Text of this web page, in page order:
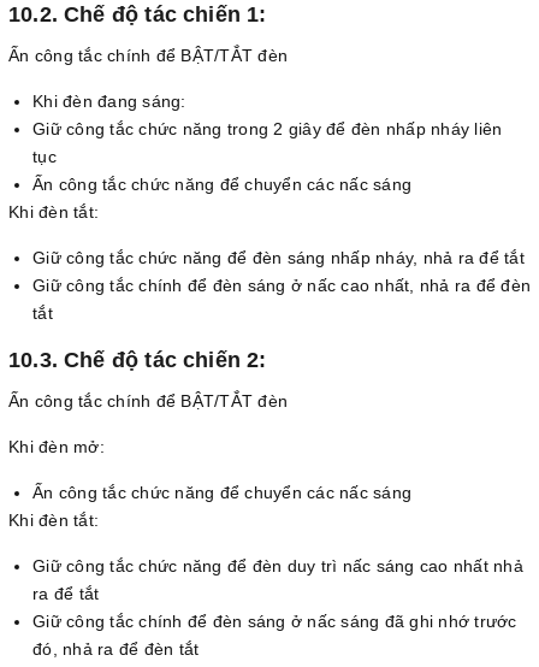
10.2. Chế độ tác chiến 1:
Ấn công tắc chính để BẬT/TẮT đèn
Khi đèn đang sáng:
Giữ công tắc chức năng trong 2 giây để đèn nhấp nháy liên
tục
Ấn công tắc chức năng để chuyển các nấc sáng
Khi đèn tắt:
Giữ công tắc chức năng để đèn sáng nhấp nháy, nhả ra để tắt
Giữ công tắc chính để đèn sáng ở nấc cao nhất, nhả ra để đèn
tắt
10.3. Chế độ tác chiến 2:
Ấn công tắc chính để BẬT/TẮT đèn
Khi đèn mở:
Ấn công tắc chức năng để chuyển các nấc sáng
Khi đèn tắt:
Giữ công tắc chức năng để đèn duy trì nấc sáng cao nhất nhả
ra để tắt
Giữ công tắc chính để đèn sáng ở nấc sáng đã ghi nhớ trước
đó, nhả ra để đèn tắt